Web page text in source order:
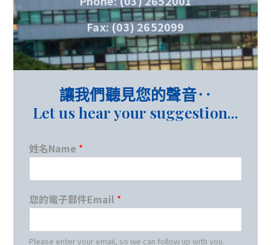
Fax: (03) 2652099
讓我們聽見您的聲音‥
Let us hear your suggestion...
姓名Name *
您的電子郵件Email *
Please enter your email, so we can follow up with you.